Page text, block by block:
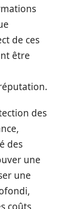
de ces
être
des
des
une
une